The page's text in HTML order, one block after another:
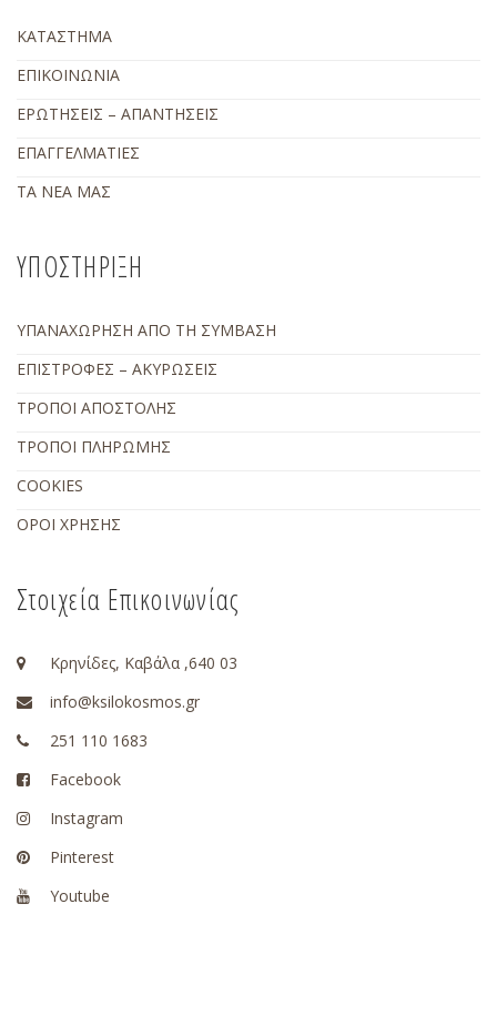
ΚΑΤΑΣΤΗΜΑ
ΕΠΙΚΟΙΝΩΝΙΑ
ΕΡΩΤΗΣΕΙΣ – ΑΠΑΝΤΗΣΕΙΣ
ΕΠΑΓΓΕΛΜΑΤΙΕΣ
ΤΑ ΝΕΑ ΜΑΣ
ΥΠΟΣΤΗΡΙΞΗ
ΥΠΑΝΑΧΩΡΗΣΗ ΑΠΟ ΤΗ ΣΥΜΒΑΣΗ
ΕΠΙΣΤΡΟΦΕΣ – ΑΚΥΡΩΣΕΙΣ
ΤΡΟΠΟΙ ΑΠΟΣΤΟΛΗΣ
ΤΡΟΠΟΙ ΠΛΗΡΩΜΗΣ
COOKIES
ΟΡΟΙ ΧΡΗΣΗΣ
Στοιχεία Επικοινωνίας
Κρηνίδες, Καβάλα ,640 03
info@ksilokosmos.gr
251 110 1683
Facebook
Instagram
Pinterest
Youtube